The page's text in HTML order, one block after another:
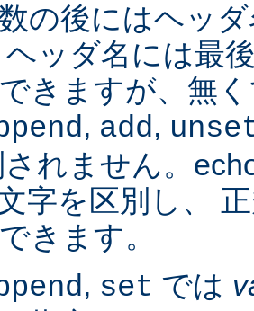
の後にはヘッ
ヘッダ名には最
きますが、無
, add,
されません。
字を区別し、
きます。
, set では